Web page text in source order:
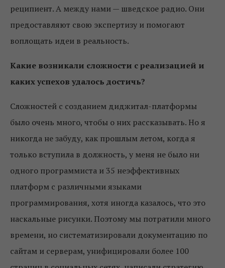
реципиент. А между нами — шведское радио. Они
предоставляют свою экспертизу и помогают
воплощать идеи в реальность.
Какие возникали сложности с реализацией и
каких успехов удалось достичь?
Сложностей с созданием диджитал-платформы
было очень много, чтобы о них рассказывать. Но я
никогда не забуду, как прошлым летом, когда я
только вступила в должность, у меня не было ни
одного программиста и 35 неэффективных
платформ с различными языками
программирования, хотя иногда казалось, что это
наскальные рисунки. Поэтому мы потратили много
времени, но систематизировали документацию по
сайтам и серверам, унифицировали более 100